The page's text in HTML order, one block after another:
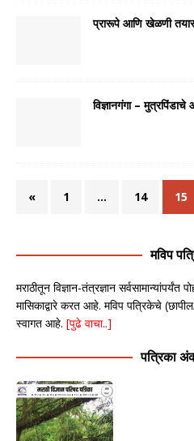
प्रारूपे आणि खेळणी तयार
विज्ञानगंगा – मुत्रपिंडाचे
« 1 … 14 15
मविप
मराठीतून विज्ञान-तंत्रज्ञान सर्वसामान्यांपर्यंत
मासिकाद्वारे करत आहे. मविप पत्रिकेचे
स्वागत आहे. [पुढे वाचा..]
पत्रिका